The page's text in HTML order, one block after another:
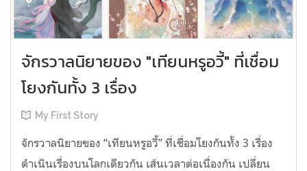
จักรวาลนิยายของ "เทียนหรูอวี้" ที่เชื่อม
โยงกันทั้ง 3 เรื่อง
My First Story
จักรวาลนิยายของ “เทียนหรูอวี้” ที่เชื่อมโยงกันทั้ง 3 เรื่อง
ดำเนินเรื่องบนโลกเดียวกัน เส้นเวลาต่อเนื่องกัน เปลี่ยน